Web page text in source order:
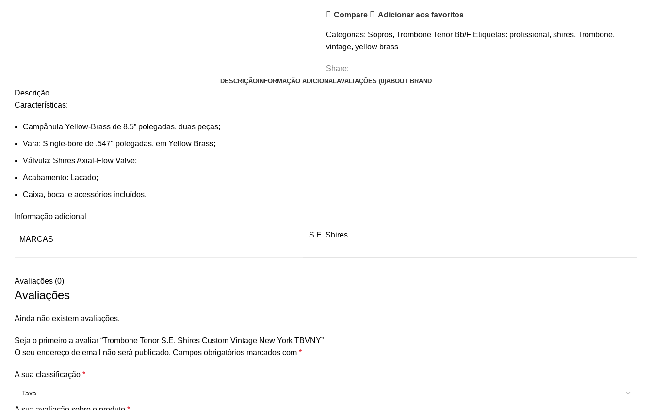
Compare Adicionar aos favoritos
Categorias: Sopros, Trombone Tenor Bb/F Etiquetas: profissional , shires, Trombone,
vintage, yellow brass
Share:
DESCRIÇÃO INFORMAÇÃO ADICIONALAVALIAÇÕES (0)ABOUT BRAND
Descrição
Características:
Campânula Yellow-Brass de 8,5” polegadas, duas peças;
Vara: Single-bore de .547″ polegadas, em Yellow Brass;
Válvula: Shires Axial-Flow Valve;
Acabamento: Lacado;
Caixa, bocal e acessórios incluídos.
Informação adicional
MARCAS
S.E. Shires
Avaliações (0)
Avaliações
Ainda não existem avaliações.
Seja o primeiro a avaliar “Trombone Tenor S.E. Shires Custom Vintage New York TBVNY”
O seu endereço de email não será publicado. Campos obrigatórios marcados com *
A sua classificação *